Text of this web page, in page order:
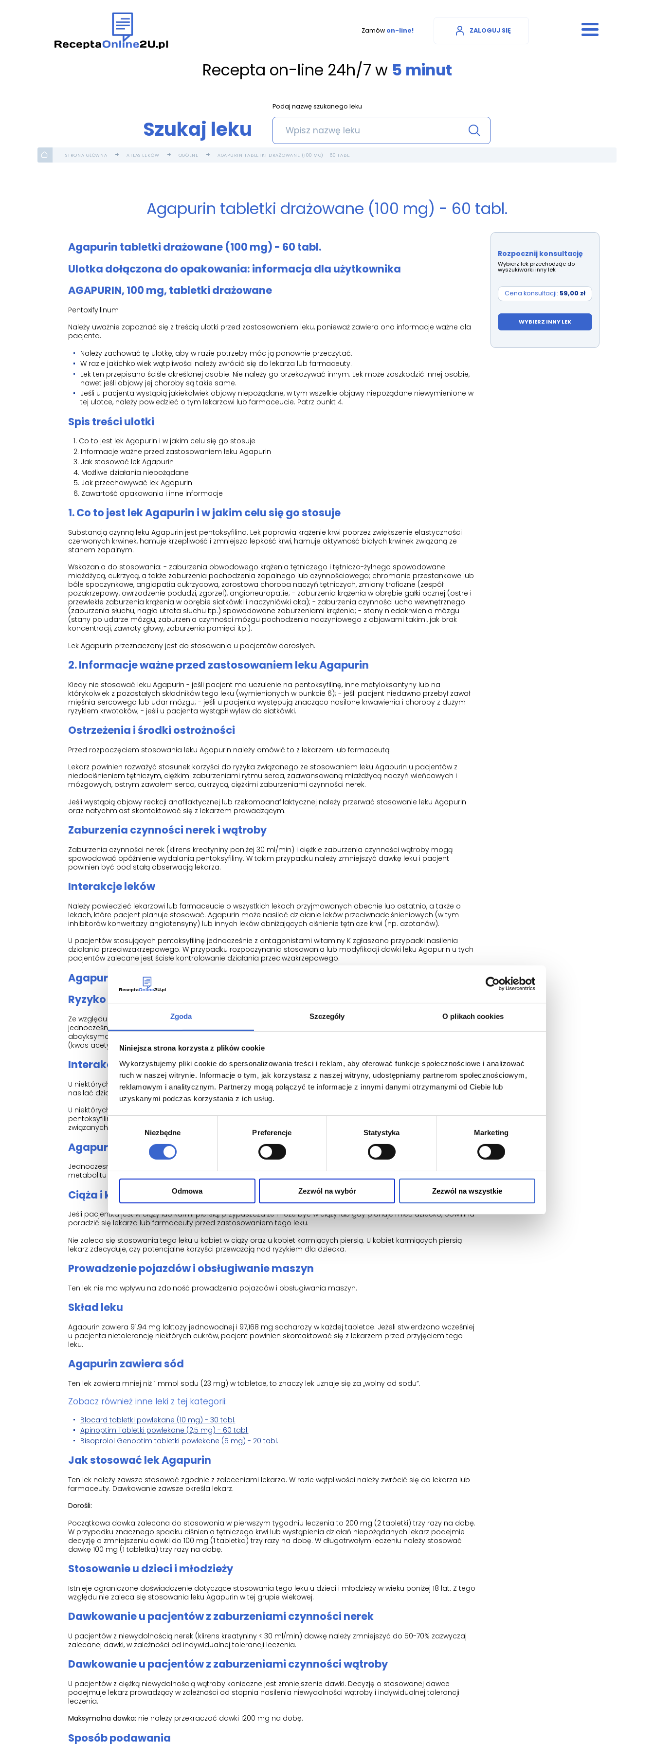
Zgoda Szczegóły O plikach cookies
Niniejsza strona korzysta z plików cookie
Wykorzystujemy pliki cookie do spersonalizowania treści i reklam, aby oferować funkcje społecznościowe i analizować
ruch w naszej witrynie. Informacje o tym, jak korzystasz z naszej witryny, udostępniamy partnerom społecznościowym,
reklamowym i analitycznym. Partnerzy mogą połączyć te informacje z innymi danymi otrzymanymi od Ciebie lub
uzyskanymi podczas korzystania z ich usług.
Wybór
Niezbędne Preferencje Statystyka Marketing
Odmowa Zezwól na wybór Zezwól na wszystkie
Zamów on-line! ZALOGUJ SIĘ
Recepta on-line 24h/7 w 5 minut
Szukaj leku
Podaj nazwę szukanego leku
STRONA GŁÓWNA ATLAS LEKÓW OGÓLNE AGAPURIN TABLETKI DRAŻOWANE (100 MG) - 60 TABL.
Agapurin tabletki drażowane (100 mg) - 60 tabl.
Agapurin tabletki drażowane (100 mg) - 60 tabl.
Ulotka dołączona do opakowania: informacja dla użytkownika
AGAPURIN, 100 mg, tabletki drażowane
Pentoxifyllinum
Należy uważnie zapoznać się z treścią ulotki przed zastosowaniem leku, ponieważ zawiera ona informacje ważne dla
pacjenta.
Należy zachować tę ulotkę, aby w razie potrzeby móc ją ponownie przeczytać.
W razie jakichkolwiek wątpliwości należy zwrócić się do lekarza lub farmaceuty.
Lek ten przepisano ściśle określonej osobie. Nie należy go przekazywać innym. Lek może zaszkodzić innej osobie,
nawet jeśli objawy jej choroby są takie same.
Jeśli u pacjenta wystąpią jakiekolwiek objawy niepożądane, w tym wszelkie objawy niepożądane niewymienione w
tej ulotce, należy powiedzieć o tym lekarzowi lub farmaceucie. Patrz punkt 4.
Spis treści ulotki
Co to jest lek Agapurin i w jakim celu się go stosuje
Informacje ważne przed zastosowaniem leku Agapurin
Jak stosować lek Agapurin
Możliwe działania niepożądane
Jak przechowywać lek Agapurin
Zawartość opakowania i inne informacje
1. Co to jest lek Agapurin i w jakim celu się go stosuje
Substancją czynną leku Agapurin jest pentoksyfilina. Lek poprawia krążenie krwi poprzez zwiększenie elastyczności
czerwonych krwinek, hamuje krzepliwość i zmniejsza lepkość krwi, hamuje aktywność białych krwinek związaną ze
stanem zapalnym.
Wskazania do stosowania: - zaburzenia obwodowego krążenia tętniczego i tętniczo-żylnego spowodowane
miażdżycą, cukrzycą, a także zaburzenia pochodzenia zapalnego lub czynnościowego; chromanie przestankowe lub
bóle spoczynkowe, angiopatia cukrzycowa, zarostowa choroba naczyń tętniczych, zmiany troficzne (zespół
pozakrzepowy, owrzodzenie podudzi, zgorzel), angioneuropatie; - zaburzenia krążenia w obrębie gałki ocznej (ostre i
przewlekłe zaburzenia krążenia w obrębie siatkówki i naczyniówki oka); - zaburzenia czynności ucha wewnętrznego
(zaburzenia słuchu, nagła utrata słuchu itp.) spowodowane zaburzeniami krążenia; - stany niedokrwienia mózgu
(stany po udarze mózgu, zaburzenia czynności mózgu pochodzenia naczyniowego z objawami takimi, jak brak
koncentracji, zawroty głowy, zaburzenia pamięci itp.).
Lek Agapurin przeznaczony jest do stosowania u pacjentów dorosłych.
2. Informacje ważne przed zastosowaniem leku Agapurin
Kiedy nie stosować leku Agapurin - jeśli pacjent ma uczulenie na pentoksyfilinę, inne metyloksantyny lub na
którykolwiek z pozostałych składników tego leku (wymienionych w punkcie 6); - jeśli pacjent niedawno przebył zawał
mięśnia sercowego lub udar mózgu; - jeśli u pacjenta występują znacząco nasilone krwawienia i choroby z dużym
ryzykiem krwotoków; - jeśli u pacjenta wystąpił wylew do siatkówki.
Ostrzeżenia i środki ostrożności
Przed rozpoczęciem stosowania leku Agapurin należy omówić to z lekarzem lub farmaceutą.
Lekarz powinien rozważyć stosunek korzyści do ryzyka związanego ze stosowaniem leku Agapurin u pacjentów z
niedociśnieniem tętniczym, ciężkimi zaburzeniami rytmu serca, zaawansowaną miażdżycą naczyń wieńcowych i
mózgowych, ostrym zawałem serca, cukrzycą, ciężkimi zaburzeniami czynności nerek.
Jeśli wystąpią objawy reakcji anafilaktycznej lub rzekomoanafilaktycznej należy przerwać stosowanie leku Agapurin
oraz natychmiast skontaktować się z lekarzem prowadzącym.
Zaburzenia czynności nerek i wątroby
Zaburzenia czynności nerek (klirens kreatyniny poniżej 30 ml/min) i ciężkie zaburzenia czynności wątroby mogą
spowodować opóźnienie wydalania pentoksyfiliny. W takim przypadku należy zmniejszyć dawkę leku i pacjent
powinien być pod stałą obserwacją lekarza.
Interakcje leków
Należy powiedzieć lekarzowi lub farmaceucie o wszystkich lekach przyjmowanych obecnie lub ostatnio, a także o
lekach, które pacjent planuje stosować. Agapurin może nasilać działanie leków przeciwnadciśnieniowych (w tym
inhibitorów konwertazy angiotensyny) lub innych leków obniżających ciśnienie tętnicze krwi (np. azotanów).
U pacjentów stosujących pentoksyfilinę jednocześnie z antagonistami witaminy K zgłaszano przypadki nasilenia
działania przeciwzakrzepowego. W przypadku rozpoczynania stosowania lub modyfikacji dawki leku Agapurin u tych
pacjentów zalecane jest ścisłe kontrolowanie działania przeciwzakrzepowego.
Agapurin - informacje dla pacjentów
Ryzyko krwawienia
Ze względu na zwiększone ryzyko krwawienia, należy zachować ostrożność u pacjentów stosujących pentoksyfiline
jednocześnie z inhibitorami agregacji płytek krwi, takimi jak: klopidogrel, eptifibatyd, tirofiban, epoprostenol, iloprost,
abcyksymab, anagrelid, niesteroidowe leki przeciwzapalne inne niż selektywne inhibitory COX-2, acetylosalicylany
(kwas acetylosalicylowy lub acetylosalicylan lizyny), tiklopidyna, dipirydamol.
Interakcje leków
U niektórych pacjentów jednoczesne stosowanie pentoksyfiliny i teofiliny może zwiększać stężenie teofiliny w osoczu i
nasilać działania niepożądane związane z jej stosowaniem.
U niektórych pacjentów jednoczesne stosowanie pentoksyfiliny i cyprofloksacyny może powodować wzrost stężenia
pentoksyfiliny w surowicy. Z tego względu może wystąpić zwiększenie częstości i nasilenie działań niepożądanych
związanych z jednoczesnym stosowaniem tych dwóch substancji czynnych.
Agapurin z cymetydyną
Jednoczesne stosowanie leku Agapurin z cymetydyną może zwiększać stężenie pentoksyfiliny i jej czynnego
metabolitu w osoczu.
Ciąża i karmienie piersią
Jeśli pacjentka jest w ciąży lub karmi piersią, przypuszcza że może być w ciąży lub gdy planuje mieć dziecko, powinna
poradzić się lekarza lub farmaceuty przed zastosowaniem tego leku.
Nie zaleca się stosowania tego leku u kobiet w ciąży oraz u kobiet karmiących piersią. U kobiet karmiących piersią
lekarz zdecyduje, czy potencjalne korzyści przeważają nad ryzykiem dla dziecka.
Prowadzenie pojazdów i obsługiwanie maszyn
Ten lek nie ma wpływu na zdolność prowadzenia pojazdów i obsługiwania maszyn.
Skład leku
Agapurin zawiera 91,94 mg laktozy jednowodnej i 97,168 mg sacharozy w każdej tabletce. Jeżeli stwierdzono wcześniej
u pacjenta nietolerancję niektórych cukrów, pacjent powinien skontaktować się z lekarzem przed przyjęciem tego
leku.
Agapurin zawiera sód
Ten lek zawiera mniej niż 1 mmol sodu (23 mg) w tabletce, to znaczy lek uznaje się za „wolny od sodu”.
Zobacz również inne leki z tej kategorii:
Blocard tabletki powlekane (10 mg) - 30 tabl.
Apinoptim Tabletki powlekane (2,5 mg) - 60 tabl.
Bisoprolol Genoptim tabletki powlekane (5 mg) - 20 tabl.
Jak stosować lek Agapurin
Ten lek należy zawsze stosować zgodnie z zaleceniami lekarza. W razie wątpliwości należy zwrócić się do lekarza lub
farmaceuty. Dawkowanie zawsze określa lekarz.
Dorośli:
Początkowa dawka zalecana do stosowania w pierwszym tygodniu leczenia to 200 mg (2 tabletki) trzy razy na dobę.
W przypadku znacznego spadku ciśnienia tętniczego krwi lub wystąpienia działań niepożądanych lekarz podejmie
decyzję o zmniejszeniu dawki do 100 mg (1 tabletka) trzy razy na dobę. W długotrwałym leczeniu należy stosować
dawkę 100 mg (1 tabletka) trzy razy na dobę.
Stosowanie u dzieci i młodzieży
Istnieje ograniczone doświadczenie dotyczące stosowania tego leku u dzieci i młodzieży w wieku poniżej 18 lat. Z tego
względu nie zaleca się stosowania leku Agapurin w tej grupie wiekowej.
Dawkowanie u pacjentów z zaburzeniami czynności nerek
U pacjentów z niewydolnością nerek (klirens kreatyniny < 30 ml/min) dawkę należy zmniejszyć do 50-70% zazwyczaj
zalecanej dawki, w zależności od indywidualnej tolerancji leczenia.
Dawkowanie u pacjentów z zaburzeniami czynności wątroby
U pacjentów z ciężką niewydolnością wątroby konieczne jest zmniejszenie dawki. Decyzję o stosowanej dawce
podejmuje lekarz prowadzący w zależności od stopnia nasilenia niewydolności wątroby i indywidualnej tolerancji
leczenia.
Maksymalna dawka: nie należy przekraczać dawki 1200 mg na dobę.
Sposób podawania
Rozpocznij konsultację
Wybierz lek przechodząc do
wyszukiwarki inny lek
Cena konsultacji: 59,00 zł
WYBIERZ INNY LEK